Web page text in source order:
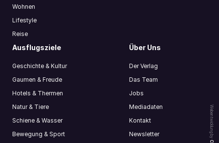
Webentwicklung by
Wohnen
Lifestyle
Reise
Ausflugsziele
Geschichte & Kultur
Gaumen & Freude
Hotels & Thermen
Natur & Tiere
Schiene & Wasser
Bewegung & Sport
Über Uns
Der Verlag
Das Team
Jobs
Mediadaten
Kontakt
Newsletter